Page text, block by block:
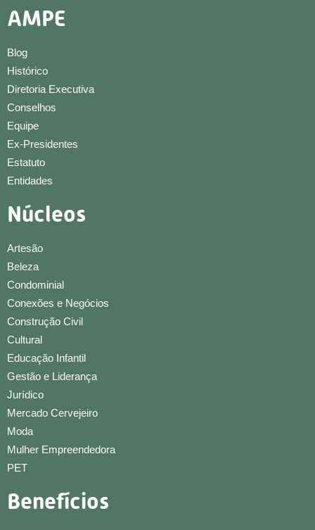
AMPE
Blog
Histórico
Diretoria Executiva
Conselhos
Equipe
Ex-Presidentes
Estatuto
Entidades
Núcleos
Artesão
Beleza
Condominial
Conexões e Negócios
Construção Civil
Cultural
Educação Infantil
Gestão e Liderança
Jurídico
Mercado Cervejeiro
Moda
Mulher Empreendedora
PET
Benefícios